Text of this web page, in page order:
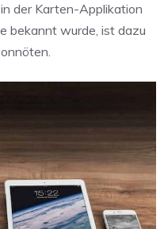
der Karten-Applikation
bekannt wurde, ist dazu